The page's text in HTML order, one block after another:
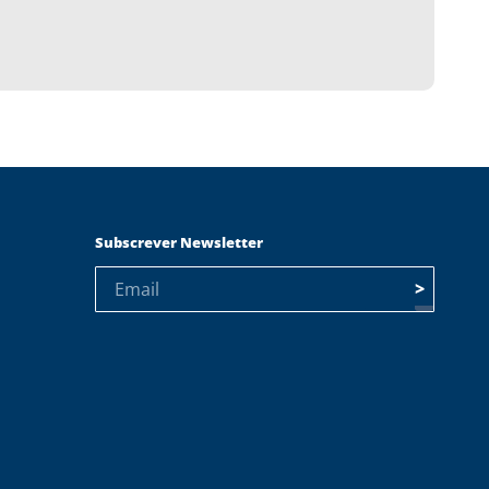
Subscrever Newsletter
>